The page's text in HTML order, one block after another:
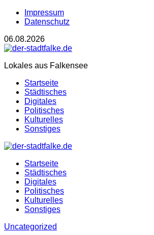
Impressum
Datenschutz
06.08.2026
Lokales aus Falkensee
Startseite
Städtisches
Digitales
Politisches
Kulturelles
Sonstiges
Startseite
Städtisches
Digitales
Politisches
Kulturelles
Sonstiges
Uncategorized